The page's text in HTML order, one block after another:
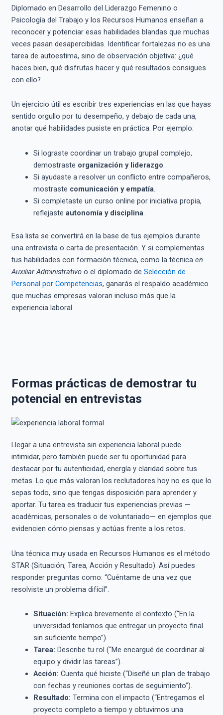
Diplomado en Desarrollo del Liderazgo Femenino o
Psicología del Trabajo y los Recursos Humanos enseñan a
reconocer y potenciar esas habilidades blandas que muchas
veces pasan desapercibidas. Identificar fortalezas no es una
tarea de autoestima, sino de observación objetiva: ¿qué
haces bien, qué disfrutas hacer y qué resultados consigues
con ello?
Un ejercicio útil es escribir tres experiencias en las que hayas
sentido orgullo por tu desempeño, y debajo de cada una,
anotar qué habilidades pusiste en práctica. Por ejemplo:
Si lograste coordinar un trabajo grupal complejo,
demostraste organización y liderazgo.
Si ayudaste a resolver un conflicto entre compañeros,
mostraste comunicación y empatía.
Si completaste un curso online por iniciativa propia,
reflejaste autonomía y disciplina.
Esa lista se convertirá en la base de tus ejemplos durante
una entrevista o carta de presentación. Y si complementas
tus habilidades con formación técnica, como la técnica en
Auxiliar Administrativoo el diplomado de Selección de
Personal por Competencias, ganarás el respaldo académico
que muchas empresas valoran incluso más que la
experiencia laboral.
Formas prácticas de demostrar tu
potencial en entrevistas
Llegar a una entrevista sin experiencia laboral puede
intimidar, pero también puede ser tu oportunidad para
destacar por tu autenticidad, energía y claridad sobre tus
metas. Lo que más valoran los reclutadores hoy no es que lo
sepas todo, sino que tengas disposición para aprender y
aportar. Tu tarea es traducir tus experiencias previas —
académicas, personales o de voluntariado— en ejemplos que
evidencien cómo piensas y actúas frente a los retos.
Una técnica muy usada en Recursos Humanos es el método
STAR (Situación, Tarea, Acción y Resultado). Así puedes
responder preguntas como: “Cuéntame de una vez que
resolviste un problema difícil”.
Situación: Explica brevemente el contexto (“En la
universidad teníamos que entregar un proyecto final
sin suficiente tiempo”).
Tarea: Describe tu rol (“Me encargué de coordinar al
equipo y dividir las tareas”).
Acción: Cuenta qué hiciste (“Diseñé un plan de trabajo
con fechas y reuniones cortas de seguimiento”).
Resultado: Termina con el impacto (“Entregamos el
proyecto completo a tiempo y obtuvimos una